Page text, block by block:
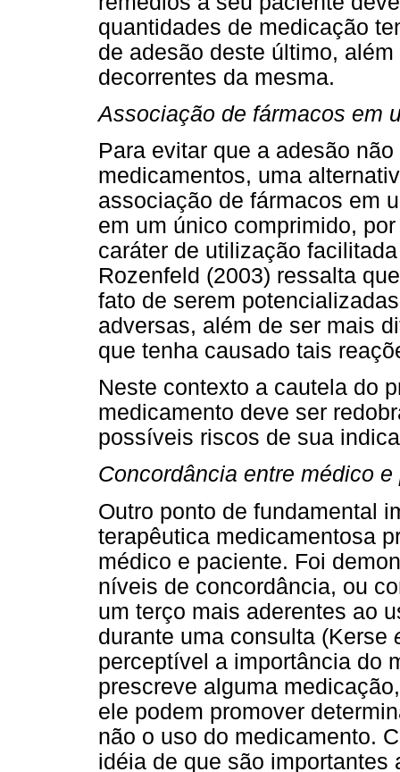
quantidades de medicação
de adesão deste último,
decorrentes da mesma.
Associação de fármacos em
Para evitar que a adesão
medicamentos, uma
associação de fármacos em
em um único comprimido,
caráter de utilização
Rozenfeld (2003) ressalta
fato de serem
adversas, além de ser mais
que tenha causado tais
Neste contexto a cautela do
medicamento deve ser
possíveis riscos de sua
Concordância entre médico e
Outro ponto de fundamental
terapêutica medicamentosa
médico e paciente. Foi
níveis de concordância, ou
um terço mais aderentes ao
durante uma consulta (Kerse
perceptível a importância do
prescreve alguma
ele podem promover
não o uso do medicamento.
idéia de que são